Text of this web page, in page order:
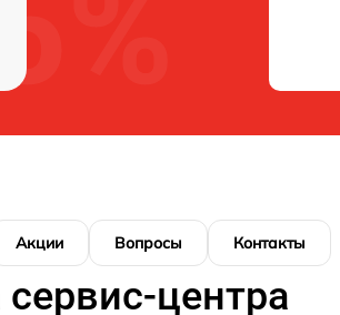
Акции Вопросы Контакты
центра